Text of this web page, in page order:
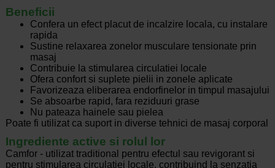
Beneficii
Confera un efect placut de incalzire locala, cu instalare
rapida
Sustine relaxarea zonelor musculare tensionate prin
masaj
Contribuie la stimularea circulatiei locale
Ofera confort si suplete pielii in zonele aplicate
Favorizeaza eliberarea endorfinelor in timpul masajului
Se absoarbe rapid, fara reziduuri grase
Nu pateaza hainele sau pielea
Poate fi utilizat ca suport in diverse tehnici de masaj corporal
Ingrediente active si rolul lor
Camfor - utilizat traditional pentru efectul sau revigorant si
pentru stimularea circulatiei locale, contribuind la senzatia